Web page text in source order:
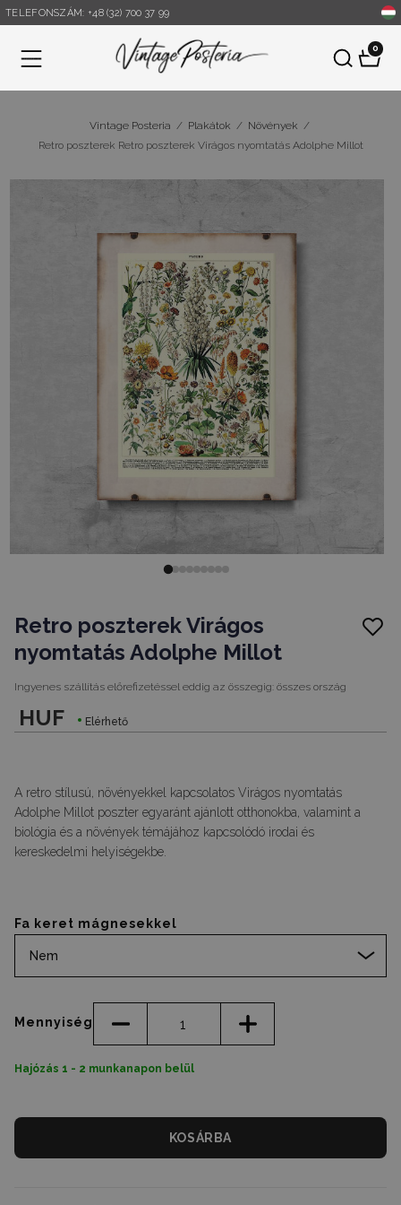
TELEFONSZÁM: +48 (32) 700 37 99
Menü
0
Vintage Posteria / Plakátok / Növények /
Retro poszterek Retro poszterek Virágos nyomtatás Adolphe Millot
Retro poszterek Virágos
nyomtatás Adolphe Millot
Ingyenes szállítás előrefizetéssel eddig az összegig: összes ország
HUF Elérhető
A retro stílusú, növényekkel kapcsolatos Virágos nyomtatás
Adolphe Millot poszter egyaránt ajánlott otthonokba, valamint a
biológia és a növények témájához kapcsolódó irodai és
kereskedelmi helyiségekbe.
Hajózás 1 - 2 munkanapon belül
Fa keret mágnesekkel
Nem
Mennyiség
KOSÁRBA